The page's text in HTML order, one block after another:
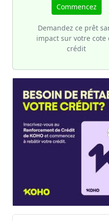
Commencez
Demandez ce prêt
impact sur votre cote
crédit